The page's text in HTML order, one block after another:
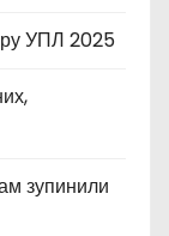
УПЛ 2025
зупинили